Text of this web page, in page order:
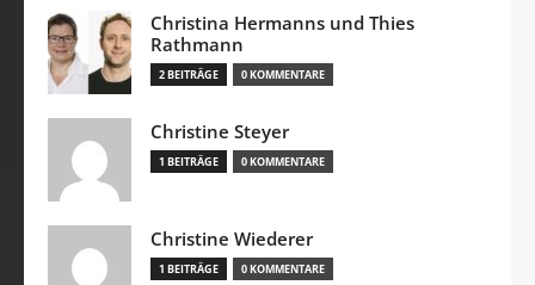
Christina Hermanns und Thies
Rathmann
2 BEITRÄGE 0 KOMMENTARE
Christine Steyer
1 BEITRÄGE 0 KOMMENTARE
Christine Wiederer
1 BEITRÄGE 0 KOMMENTARE